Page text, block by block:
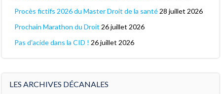
Procès fictifs 2026 du Master Droit de la santé 28 juillet 2026
Prochain Marathon du Droit 26 juillet 2026
Pas d’acide dans la CID ! 26 juillet 2026
LES ARCHIVES DÉCANALES